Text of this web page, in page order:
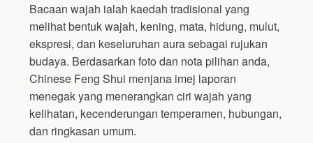
Bacaan wajah ialah kaedah tradisional yang
melihat bentuk wajah, kening, mata, hidung, mulut,
ekspresi, dan keseluruhan aura sebagai rujukan
budaya. Berdasarkan foto dan nota pilihan anda,
Chinese Feng Shui menjana imej laporan
menegak yang menerangkan ciri wajah yang
kelihatan, kecenderungan temperamen, hubungan,
dan ringkasan umum.